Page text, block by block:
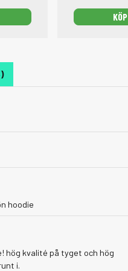
hoodie
hög kvalité på tyget och hög
i.
KÖP